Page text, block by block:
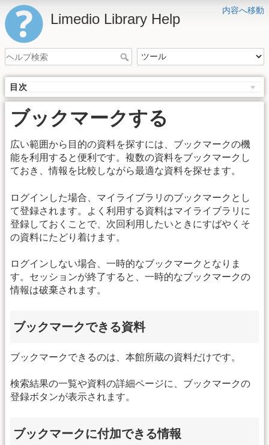
内容へ移動
Limedio Library Help
目次
ブックマークする
広い範囲から目的の資料を探すには、ブックマークの機
能を利用すると便利です。複数の資料をブックマークし
ておき、情報を比較しながら最適な資料を探せます。
ログインした場合、マイライブラリのブックマークとし
て登録されます。よく利用する資料はマイライブラリに
登録しておくことで、次回利用したいときにすばやくそ
の資料にたどり着けます。
ログインしない場合、一時的なブックマークとなりま
す。セッションが終了すると、一時的なブックマークの
情報は破棄されます。
ブックマークできる資料
ブックマークできるのは、本館所蔵の資料だけです。
検索結果の一覧や資料の詳細ページに、ブックマークの
登録ボタンが表示されます。
ブックマークに付加できる情報